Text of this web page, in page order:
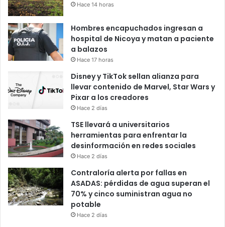
Hace 14 horas
Hombres encapuchados ingresan a
hospital de Nicoya y matan a paciente
a balazos
Hace 17 horas
Disney y TikTok sellan alianza para
llevar contenido de Marvel, Star Wars y
Pixar a los creadores
Hace 2 días
TSE llevará a universitarios
herramientas para enfrentar la
desinformación en redes sociales
Hace 2 días
Contraloría alerta por fallas en
ASADAS: pérdidas de agua superan el
70% y cinco suministran agua no
potable
Hace 2 días